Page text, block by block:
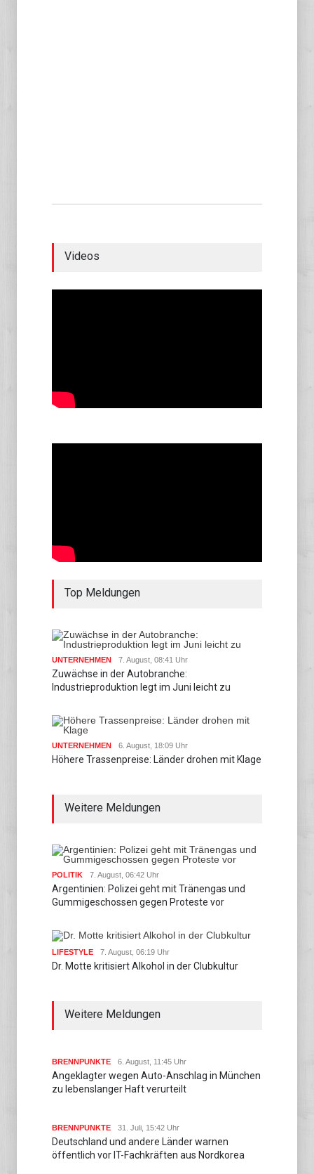
Videos
Top Meldungen
UNTERNEHMEN 7. August, 08:41 Uhr
Zuwächse in der Autobranche:
Industrieproduktion legt im Juni leicht zu
UNTERNEHMEN 6. August, 18:09 Uhr
Höhere Trassenpreise: Länder drohen mit Klage
Weitere Meldungen
POLITIK 7. August, 06:42 Uhr
Argentinien: Polizei geht mit Tränengas und
Gummigeschossen gegen Proteste vor
LIFESTYLE 7. August, 06:19 Uhr
Dr. Motte kritisiert Alkohol in der Clubkultur
Weitere Meldungen
BRENNPUNKTE 6. August, 11:45 Uhr
Angeklagter wegen Auto-Anschlag in München
zu lebenslanger Haft verurteilt
BRENNPUNKTE 31. Juli, 15:42 Uhr
Deutschland und andere Länder warnen
öffentlich vor IT-Fachkräften aus Nordkorea